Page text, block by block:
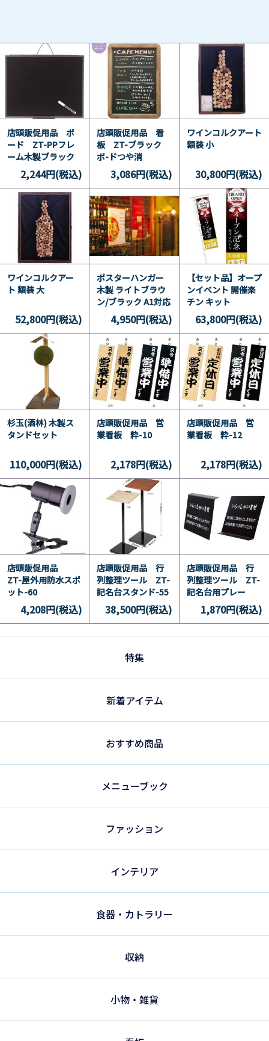
店頭販促用品 ボ
ード ZT-PPフレ
ーム木製ブラック
ボード-60
2,244円(税込)
店頭販促用品 看
板 ZT-ブラック
ボ-ドつや消
し-60(A3)
3,086円(税込)
ワインコルクアート
額装 小
30,800円(税込)
ワインコルクアー
ト 額装 大
52,800円(税込)
ポスターハンガー
木製 ライトブラウ
ン/ブラック A1対応
4,950円(税込)
【セット品】オープ
ンイベント 開催楽
チン キット
63,800円(税込)
杉玉(酒林) 木製ス
タンドセット
110,000円(税込)
店頭販促用品 営
業看板 粋-10
2,178円(税込)
店頭販促用品 営
業看板 粋-12
2,178円(税込)
店頭販促用品
ZT-屋外用防水スポ
ット-60
4,208円(税込)
店頭販促用品 行
列整理ツール ZT-
記名台スタンド-55
38,500円(税込)
店頭販促用品 行
列整理ツール ZT-
記名台用プレー
ト-55(両面)
1,870円(税込)
特集
新着アイテム
おすすめ商品
メニューブック
ファッション
インテリア
食器・カトラリー
収納
小物・雑貨